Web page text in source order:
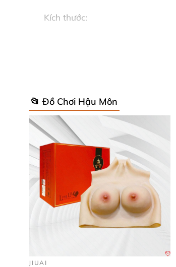
Kích thước:
Chống thấm nước: Tốt
Thương hiệu: Faak
Xuất xứ: HongKong
Mô tả cấu tạovà công
với làn da nhạy cảm.
📂 Đồ Chơi Hậu Môn
JIUAI